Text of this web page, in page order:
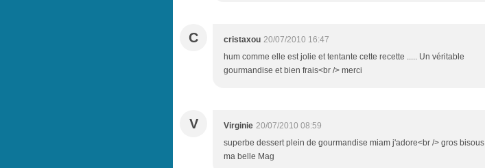
C cristaxou 20/07/2010 16:47
hum comme elle est jolie et tentante cette recette ..... Un véritable
gourmandise et bien frais<br /> merci
V Virginie 20/07/2010 08:59
superbe dessert plein de gourmandise miam j'adore<br /> gros bisous
ma belle Mag